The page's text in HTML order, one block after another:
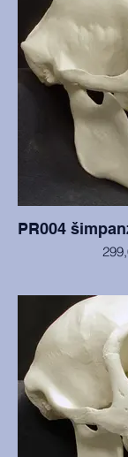
PR004
Sveučilišta
prikazuje
nemamo
radi se